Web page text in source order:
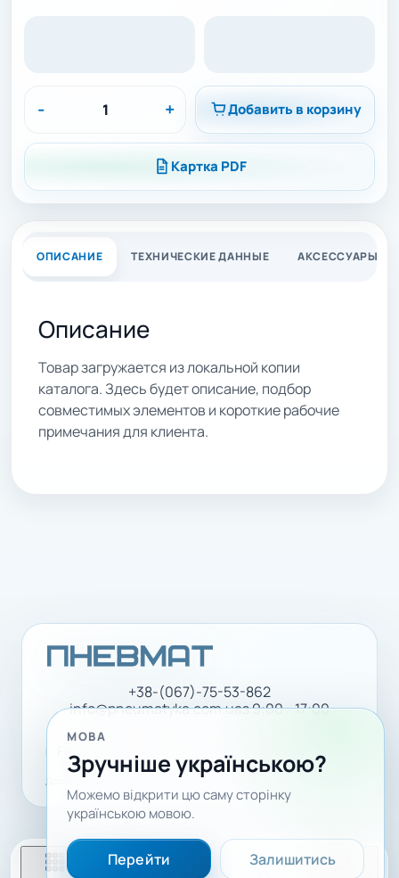
- + Добавить в корзину
Картка PDF
ОПИСАНИЕ ТЕХНИЧЕСКИЕ ДАННЫЕ АКСЕССУАРЫ
Описание
Товар загружается из локальной копии
каталога. Здесь будет описание, подбор
совместимых элементов и короткие рабочие
примечания для клиента.
+38-(067)-75-53-862
info@pneumatyka.com.uaз 9:00 - 17:00
Facebook YouTube
Доставка і оплата Політика конфіденційності
МОВА
Зручніше українською?
Можемо відкрити цю саму сторінку
українською мовою.
Перейти Залишитись